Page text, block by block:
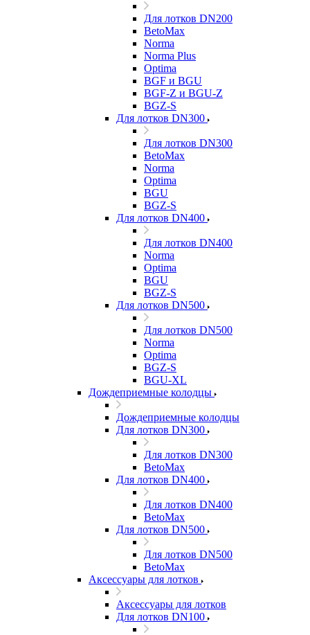
Для лотков DN200
BetoMax
Norma
Norma Plus
Optima
BGF и BGU
BGF-Z и BGU-Z
BGZ-S
Для лотков DN300
Для лотков DN300
BetoMax
Norma
Optima
BGU
BGZ-S
Для лотков DN400
Для лотков DN400
Norma
Optima
BGU
BGZ-S
Для лотков DN500
Для лотков DN500
Norma
Optima
BGZ-S
BGU-XL
Дождеприемные колодцы
Дождеприемные колодцы
Для лотков DN300
Для лотков DN300
BetoMax
Для лотков DN400
Для лотков DN400
BetoMax
Для лотков DN500
Для лотков DN500
BetoMax
Аксессуары для лотков
Аксессуары для лотков
Для лотков DN100